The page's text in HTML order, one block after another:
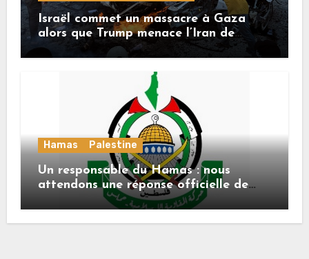
Israël commet un massacre à Gaza
alors que Trump menace l’Iran de
«décapitation»
Hamas Palestine
Un responsable du Hamas : nous
attendons une réponse officielle de
Mladenov concernant la feuille de
route de la deuxième phase de l’accord